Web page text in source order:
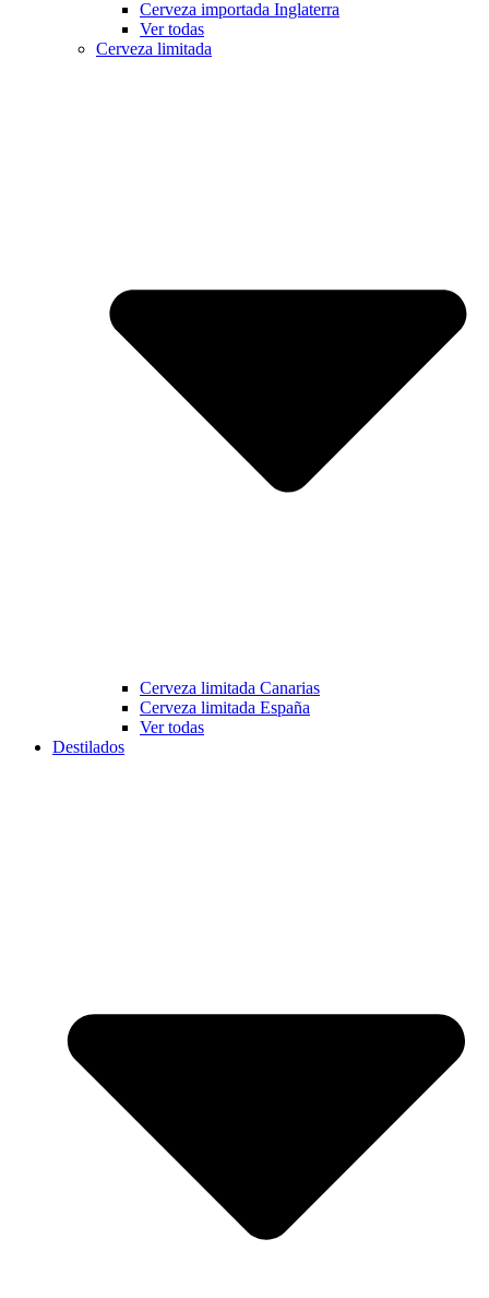
Cerveza importada Inglaterra
Ver todas
Cerveza limitada
Cerveza limitada Canarias
Cerveza limitada España
Ver todas
Destilados